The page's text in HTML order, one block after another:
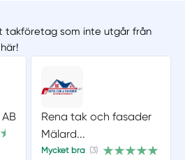
takföretag som inte utgår från
Rena tak och fasader
Mälard...
Mycket bra (3)